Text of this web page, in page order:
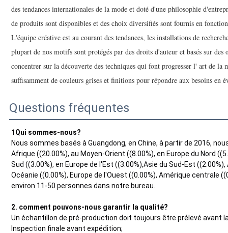
des tendances internationales de la mode et doté d'une philosophie
de produits sont disponibles et des choix diversifiés sont fournis en
L'équipe créative est au courant des tendances, les installations de
plupart de nos motifs sont protégés par des droits d'auteur et basés sur
concentrer sur la découverte des techniques qui font progresser l' art de
suffisamment de couleurs grises et finitions pour répondre aux besoins en
Questions fréquentes
1Qui sommes-nous?
Nous sommes basés à Guangdong, en Chine, à partir de 2016,
Afrique ((20.00%), au Moyen-Orient ((8.00%), en Europe du Nord
Sud ((3.00%), en Europe de l'Est ((3.00%),Asie du Sud-Est
Océanie ((0.00%), Europe de l'Ouest ((0.00%), Amérique centrale
environ 11-50 personnes dans notre bureau.
2. comment pouvons-nous garantir la qualité?
Un échantillon de pré-production doit toujours être prélevé avant
Inspection finale avant expédition;